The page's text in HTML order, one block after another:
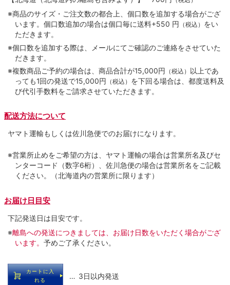
※商品のサイズ・ご注文数の都合上、個口数を追加する場合がござ
います。個口数追加の場合は個口毎に送料+550 円 （税込） をい
ただきます。
※個口数を追加する際は、メールにてご確認のご連絡をさせていた
だきます。
※複数商品ご予約の場合は、商品合計が15,000円 （税込） 以上であ
っても1回の発送で15,000円 （税込） を下回る場合は、都度送料及
び代引手数料をご請求させていただきます。
配送方法について
ヤマト運輸もしくは佐川急便でのお届けになります。
※営業所止めをご希望の方は、ヤマト運輸の場合は営業所名及びセ
ンターコード（数字6桁）、佐川急便の場合は営業所名をご記載
ください。（北海道内の営業所に限ります）
お届け日目安
下記発送日は目安です。
※離島への発送につきましては、お届け日数をいただく場合がござ
います。 予めご了承ください。
カートに入
れる
… 3日以内発送